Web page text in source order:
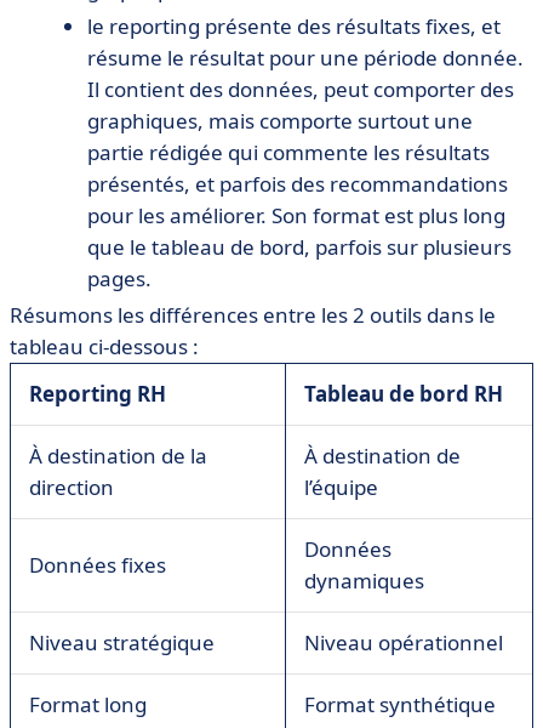
le reporting présente des résultats fixes, et
résume le résultat pour une période donnée.
Il contient des données, peut comporter des
graphiques, mais comporte surtout une
partie rédigée qui commente les résultats
présentés, et parfois des recommandations
pour les améliorer. Son format est plus long
que le tableau de bord, parfois sur plusieurs
pages.
Résumons les différences entre les 2 outils dans le
tableau ci-dessous :
Reporting RH
Tableau de bord RH
À destination de la
direction
À destination de
l’équipe
Données fixes
Données
dynamiques
Niveau stratégique Niveau opérationnel
Format long Format synthétique